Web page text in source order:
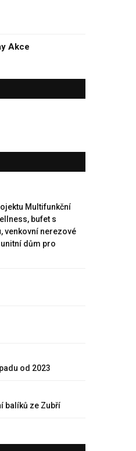
Akce
Multifunkční
bufet s
venkovní nerezové
dům pro
od 2023
balíků ze Zubří